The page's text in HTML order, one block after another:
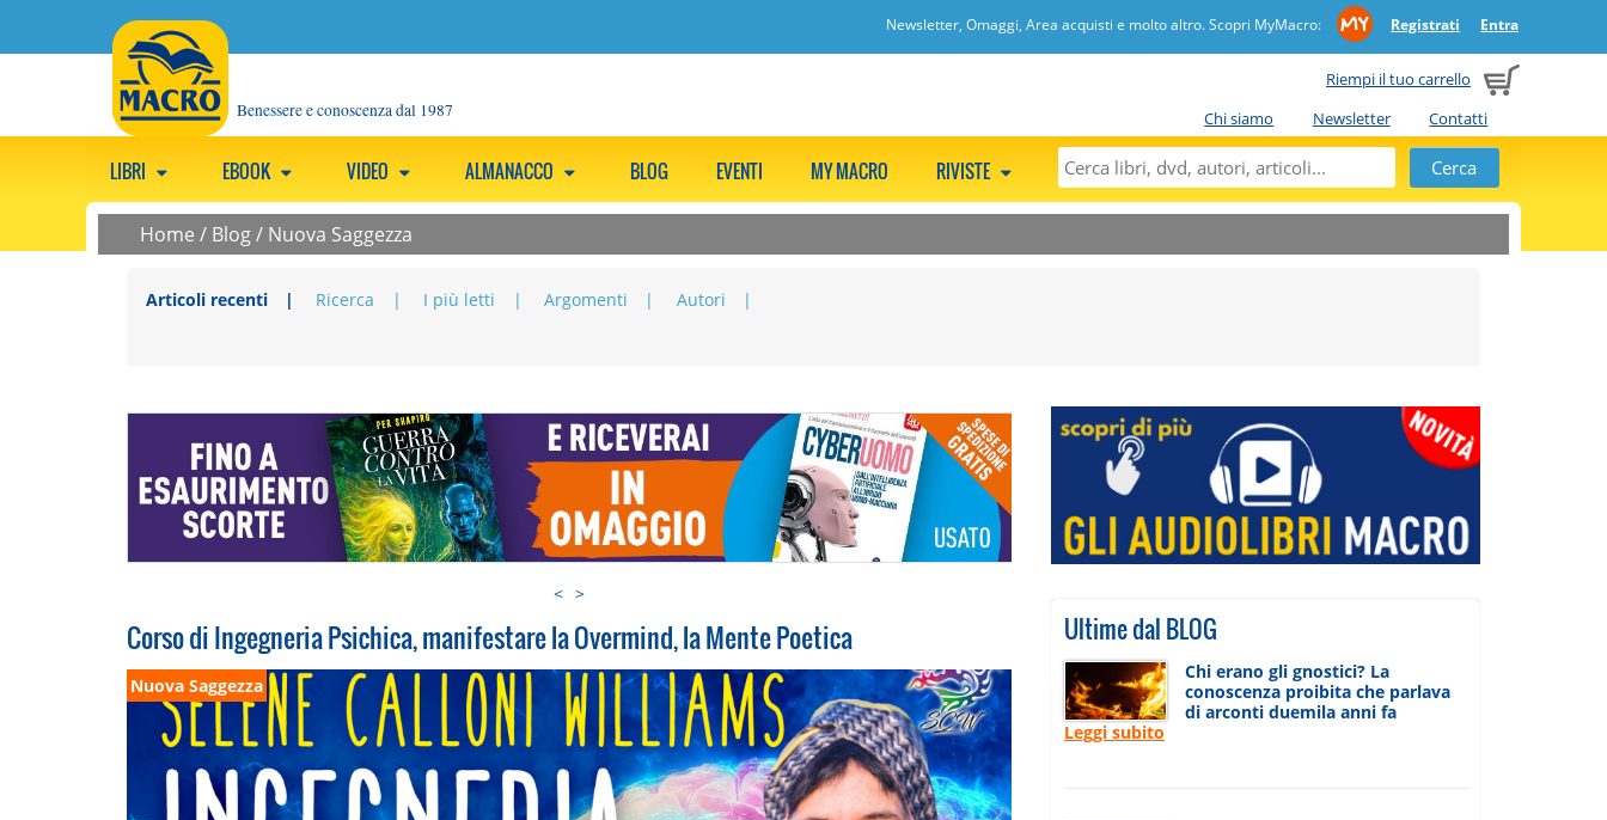
Newsletter, Omaggi, Area acquisti e molto altro. Scopri MyMacro: Registrati Entra
Riempi il tuo carrello
Chi siamo
Newsletter Contatti
Benessere e conoscenza dal 1987
LIBRI EBOOK VIDEO ALMANACCO BLOG EVENTI MY MACRO RIVISTE
Home / Blog/ Nuova Saggezza
Articoli recenti Ricerca I più letti Argomenti Autori
< >
Corso di Ingegneria Psichica, manifestare la Overmind, la Mente Poetica
Nuova Saggezza
Ultime dal BLOG
Chi erano gli gnostici? La
conoscenza proibita che parlava
di arconti duemila anni fa
Leggi subito